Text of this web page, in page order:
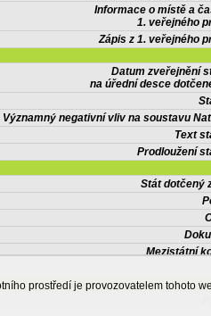
Informace o místě a
1. veřejného
Zápis z 1. veřejného
Datum zveřejnění
na úřední desce
Významný negativní vliv na soustavu
Text
Prodloužení
Stát dotčený
Mezistátní
prostředí je provozovatelem tohoto